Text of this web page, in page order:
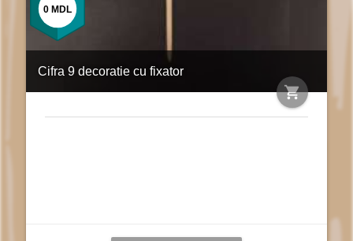
Cifra 9 decoratie cu fixator
shopping_cart
0 MDL